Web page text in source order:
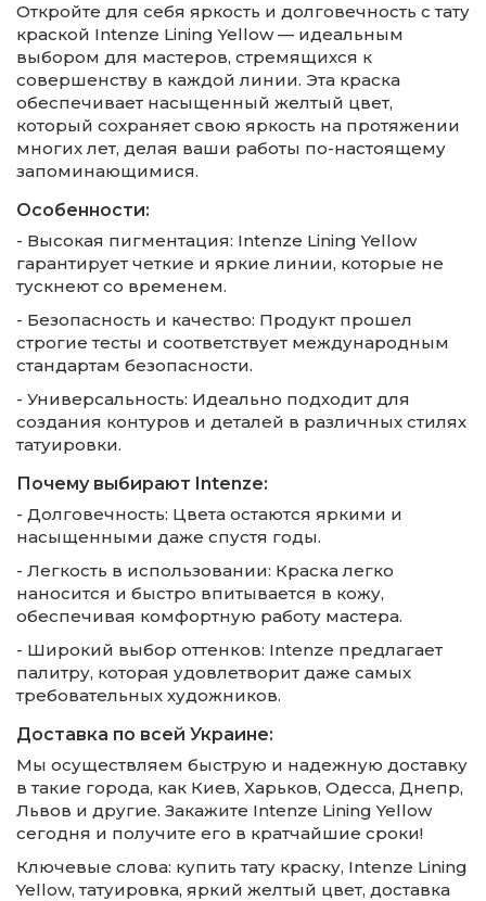
Откройте для себя яркость и долговечность с тату
краской Intenze Lining Yellow — идеальным
выбором для мастеров, стремящихся к
совершенству в каждой линии. Эта краска
обеспечивает насыщенный желтый цвет,
который сохраняет свою яркость на протяжении
многих лет, делая ваши работы по-настоящему
запоминающимися.
Особенности:
- Высокая пигментация: Intenze Lining Yellow
гарантирует четкие и яркие линии, которые не
тускнеют со временем.
- Безопасность и качество: Продукт прошел
строгие тесты и соответствует международным
стандартам безопасности.
- Универсальность: Идеально подходит для
создания контуров и деталей в различных стилях
татуировки.
Почему выбирают Intenze:
- Долговечность: Цвета остаются яркими и
насыщенными даже спустя годы.
- Легкость в использовании: Краска легко
наносится и быстро впитывается в кожу,
обеспечивая комфортную работу мастера.
- Широкий выбор оттенков: Intenze предлагает
палитру, которая удовлетворит даже самых
требовательных художников.
Доставка по всей Украине:
Мы осуществляем быструю и надежную доставку
в такие города, как Киев, Харьков, Одесса, Днепр,
Львов и другие. Закажите Intenze Lining Yellow
сегодня и получите его в кратчайшие сроки!
Ключевые слова: купить тату краску, Intenze Lining
Yellow, татуировка, яркий желтый цвет, доставка